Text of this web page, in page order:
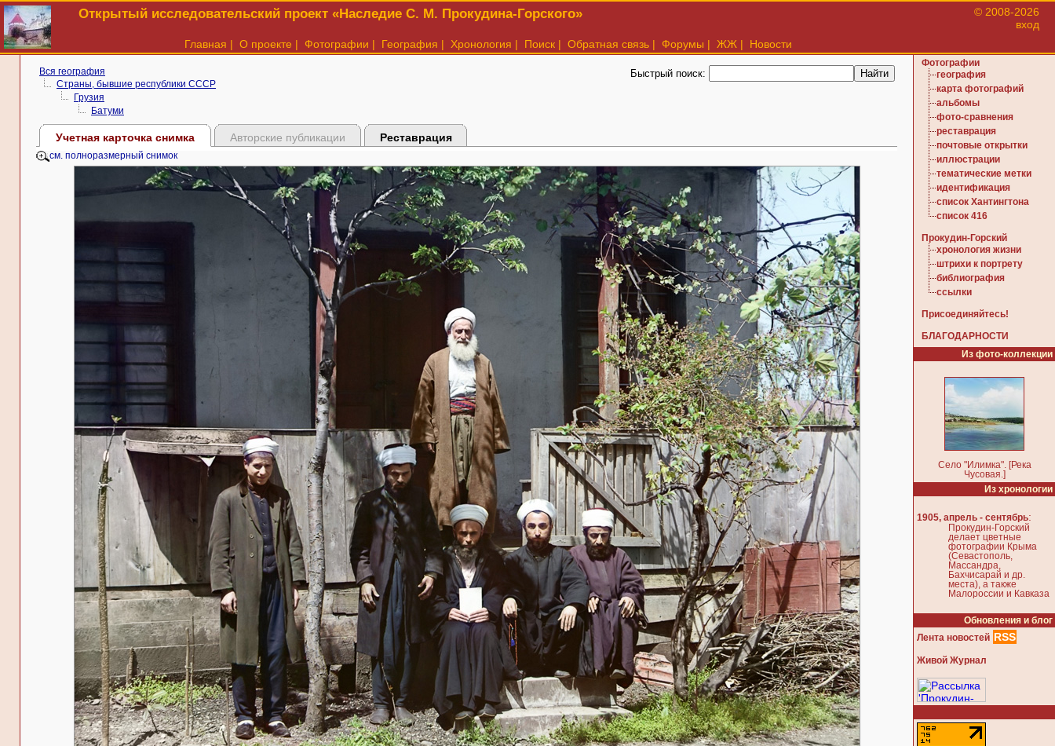
Открытый исследовательский проект «Наследие С. М. Прокудина-Горского»
© 2008-2026
вход
Главная | О проекте | Фотографии | География | Хронология | Поиск | Обратная связь | Форумы | ЖЖ | Новости
Вся география
Страны, бывшие республики СССР
Грузия
Батуми
Быстрый поиск:
Учетная карточка снимка Авторские публикации Реставрация
см. полноразмерный снимок
Фотографии
география
карта фотографий
альбомы
фото-сравнения
реставрация
почтовые открытки
иллюстрации
тематические метки
идентификация
список Хантингтона
список 416
Прокудин-Горский
хронология жизни
штрихи к портрету
библиография
ссылки
Присоединяйтесь!
БЛАГОДАРНОСТИ
Из фото-коллекции
Село "Илимка". [Река
Чусовая.]
Из хронологии
1905, апрель - сентябрь:
Прокудин-Горский
делает цветные
фотографии Крыма
(Севастополь,
Массандра,
Бахчисарай и др.
места), а также
Малороссии и Кавказа
Обновления и блог
Лента новостей RSS
Живой Журнал